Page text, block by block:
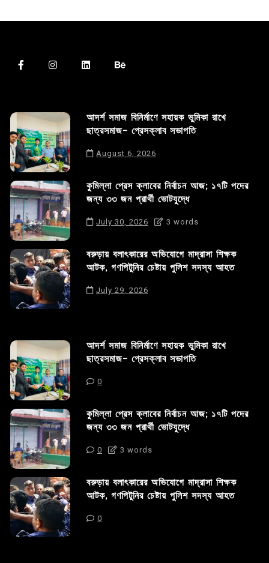
আদর্শ সমাজ বিনির্মাণে সহায়ক ভুমিকা রাখে
ছাত্রসমাজ- প্রেসক্লাব সভাপতি
August 6, 2026
কুমিল্লা প্রেস ক্লাবের নির্বাচন আজ; ১৭টি পদের
জন্য ৩৩ জন প্রার্থী ভোটযুদ্ধে
July 30, 2026 3 words
বরুড়ায় বলাৎকারের অভিযোগে মাদ্রাসা শিক্ষক
আটক, গণপিটুনির চেষ্টায় পুলিশ সদস্য আহত
July 29, 2026
আদর্শ সমাজ বিনির্মাণে সহায়ক ভুমিকা রাখে
ছাত্রসমাজ- প্রেসক্লাব সভাপতি
0
কুমিল্লা প্রেস ক্লাবের নির্বাচন আজ; ১৭টি পদের
জন্য ৩৩ জন প্রার্থী ভোটযুদ্ধে
0 3 words
বরুড়ায় বলাৎকারের অভিযোগে মাদ্রাসা শিক্ষক
আটক, গণপিটুনির চেষ্টায় পুলিশ সদস্য আহত
0